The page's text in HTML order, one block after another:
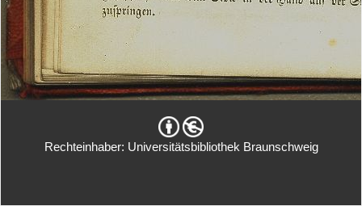
Rechteinhaber: Universitätsbibliothek Braunschweig